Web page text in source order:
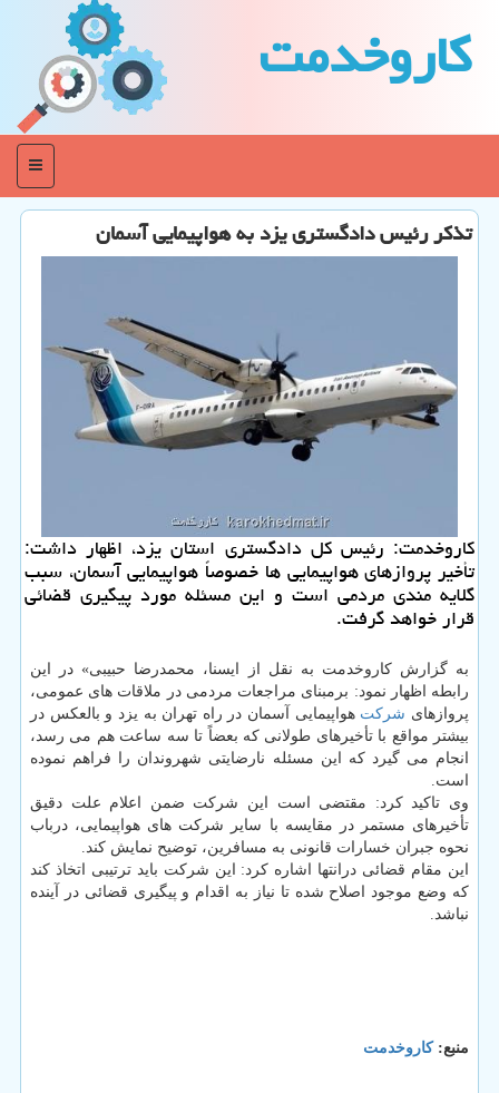
كاروخدمت
منو
تذكر رئیس دادگستری یزد به هواپیمایی آسمان
كاروخدمت: رئیس كل دادگستری استان یزد، اظهار داشت:
تأخیر پروازهای هواپیمایی ها خصوصاً هواپیمایی آسمان، سبب
گلایه مندی مردمی است و این مسئله مورد پیگیری قضائی
قرار خواهد گرفت.
به گزارش كاروخدمت به نقل از ایسنا، محمدرضا حبیبی» در این
رابطه اظهار نمود: برمبنای مراجعات مردمی در ملاقات های عمومی،
پروازهای شركت هواپیمایی آسمان در راه تهران به یزد و بالعكس در
بیشتر مواقع با تأخیرهای طولانی كه بعضاً تا سه ساعت هم می رسد،
انجام می گیرد كه این مسئله نارضایتی شهروندان را فراهم نموده
است.
وی تاكید كرد: مقتضی است این شركت ضمن اعلام علت دقیق
تأخیرهای مستمر در مقایسه با سایر شركت های هواپیمایی، درباب
نحوه جبران خسارات قانونی به مسافرین، توضیح نمایش كند.
این مقام قضائی درانتها اشاره كرد: این شركت باید ترتیبی اتخاذ كند
كه وضع موجود اصلاح شده تا نیاز به اقدام و پیگیری قضائی در آینده
نباشد.
منبع:كاروخدمت